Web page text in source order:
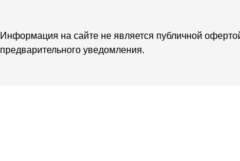
Информация на сайте не является публичной
предварительного уведомления.